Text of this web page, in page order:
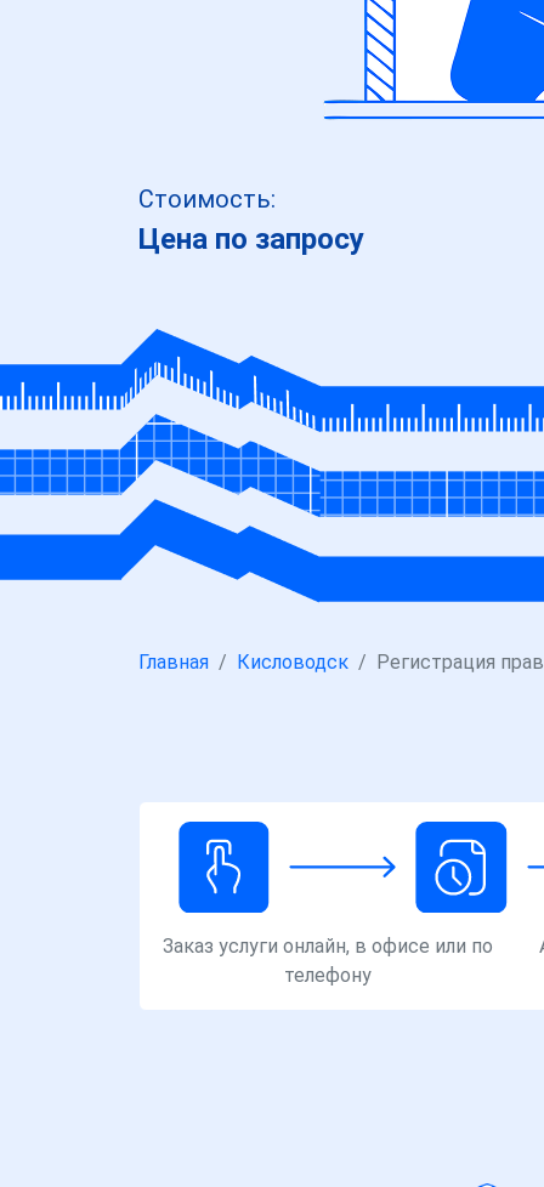
Стоимость:
Цена по запросу
Главная Кисловодск Регистрация
Заказ услуги онлайн, в офисе или по
телефону